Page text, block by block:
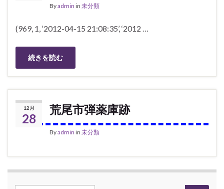
Byadmin in 未分類
(969, 1, ‘2012-04-15 21:08:35’, ‘2012 …
続きを読む
12月
28
荒尾市弾薬庫跡
Byadmin in 未分類